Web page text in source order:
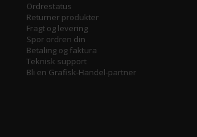
Ordrestatus
Returner produkter
Fragt og levering
Spor ordren din
Betaling og faktura
Teknisk support
Bli en Grafisk-Handel-partner